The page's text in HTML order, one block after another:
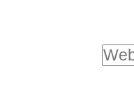
Website